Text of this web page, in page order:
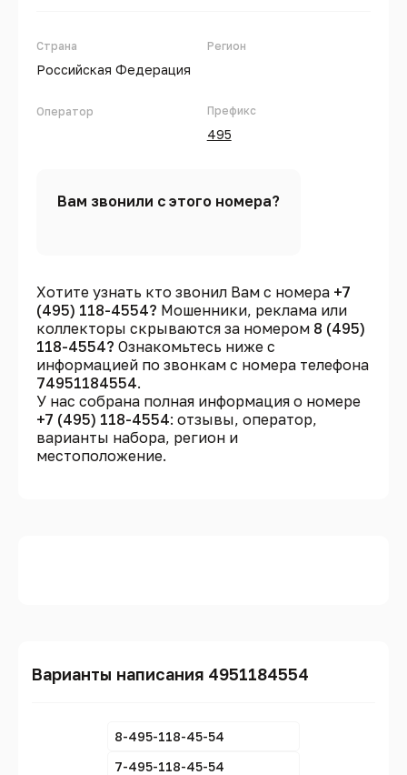
Страна
Российская Федерация
Оператор
Регион
Префикс
495
Вам звонили с этого номера?
Хотите узнать кто звонил Вам с номера +7
(495) 118-4554? Мошенники, реклама или
коллекторы скрываются за номером 8 (495)
118-4554? Ознакомьтесь ниже с
информацией по звонкам с номера телефона
74951184554.
У нас собрана полная информация о номере
+7 (495) 118-4554: отзывы, оператор,
варианты набора, регион и
местоположение.
Варианты написания 4951184554
8-495-118-45-54
7-495-118-45-54